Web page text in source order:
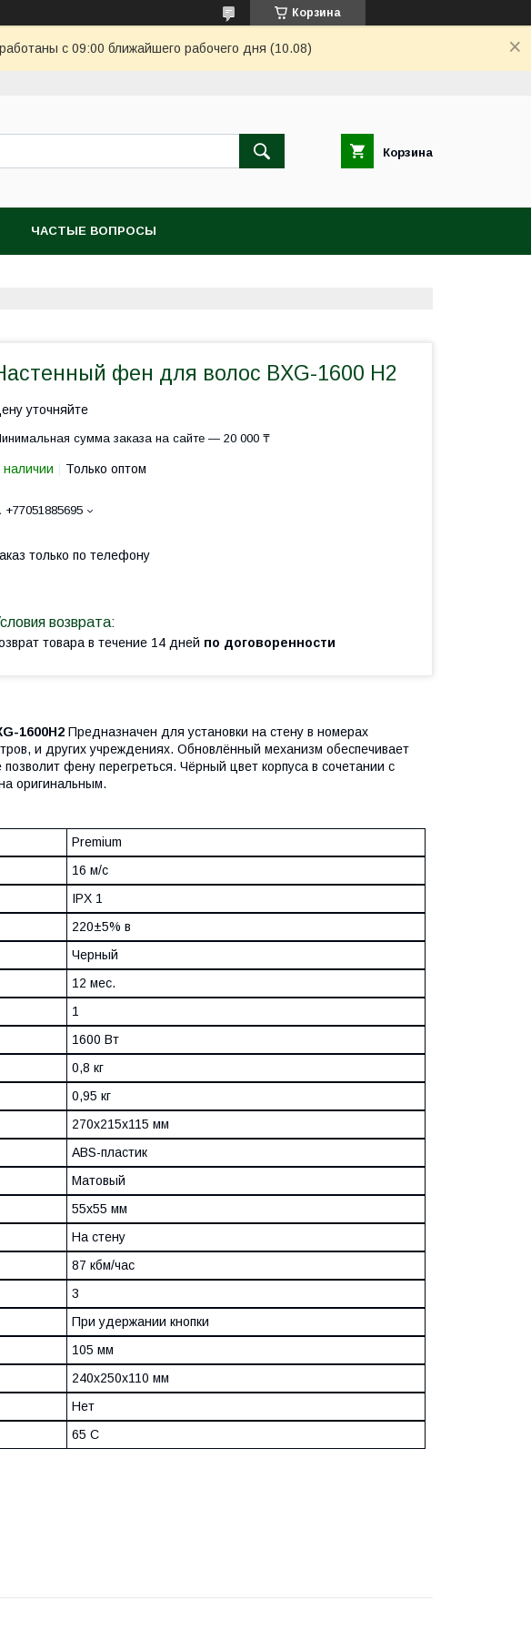
Корзина
с 09:00 ближайшего рабочего дня (10.08)
Корзина
ЧАСТЫЕ ВОПРОСЫ
фен для волос BXG-1600 H2
уточняйте
сумма заказа на сайте — 20 000 ₸
наличии Только оптом
+77051885695
только по телефону
товара в течение 14 дней по договоренности
1600H2 Предназначен для установки на стену в номерах
и других учреждениях. Обновлённый механизм обеспечивает
фену перегреться. Чёрный цвет корпуса в сочетании с
оригинальным.
Premium
16 м/с
IPX 1
220±5% в
Черный
12 мес.
1
1600 Вт
0,8 кг
0,95 кг
270x215x115 мм
ABS-пластик
Матовый
55x55 мм
На стену
87 кбм/час
3
При удержании кнопки
105 мм
240x250x110 мм
Нет
65 C